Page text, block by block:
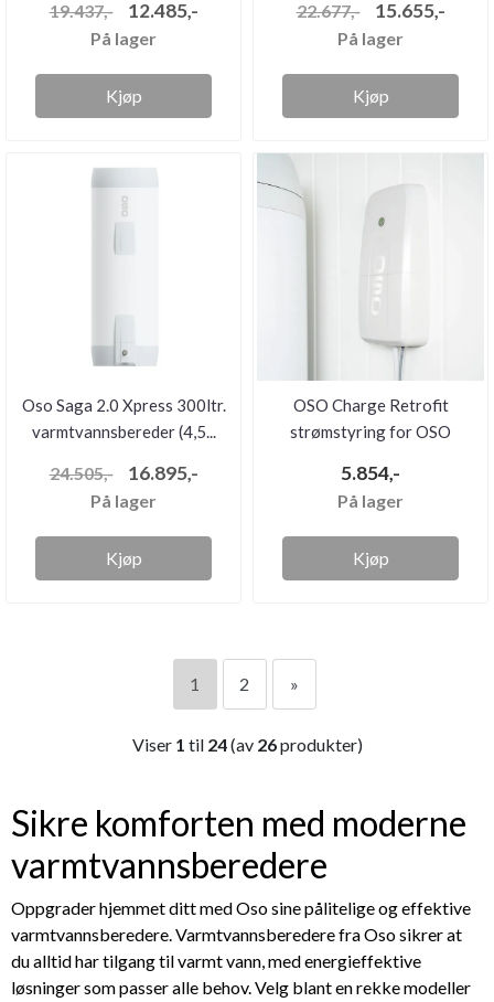
19.437,- 12.485,-
På lager
Kjøp
22.677,- 15.655,-
På lager
Kjøp
Oso Saga 2.0 Xpress 300ltr.
varmtvannsbereder (4,5...
24.505,- 16.895,-
På lager
Kjøp
OSO Charge Retrofit
strømstyring for OSO
5.854,-
På lager
Kjøp
1 2 »
Viser 1 til 24(av 26produkter)
Sikre komforten med moderne
varmtvannsberedere
Oppgrader hjemmet ditt med Oso sine pålitelige og effektive
varmtvannsberedere. Varmtvannsberedere fra Oso sikrer at
du alltid har tilgang til varmt vann, med energieffektive
løsninger som passer alle behov. Velg blant en rekke modeller